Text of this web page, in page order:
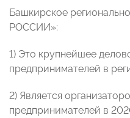
Башкирское
РОССИИ»:
1) Это крупнейшее
предпринимателей в
2) Является
предпринимателей в